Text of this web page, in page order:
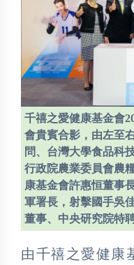
千禧之愛健康基金會
會貴賓合影，由左至
問、台灣大學食品科
行政院農業委員會農
康基金會許惠恒董事
軍署長，射擊國手吳
董事、中央研究院特
由千禧之愛健康